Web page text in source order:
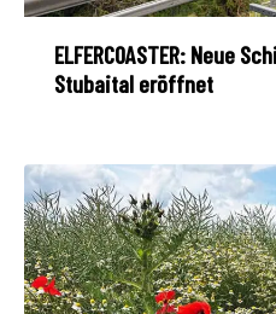
ELFERCOASTER: Neue
Stubaital eröffnet